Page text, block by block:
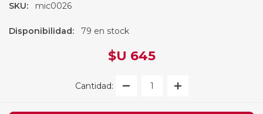
SKU: mic0026
Disponibilidad: 79 en stock
$U 645
Cantidad: